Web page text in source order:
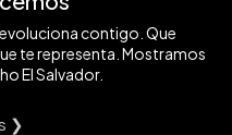
contigo. Que
te representa. Mostramos
El Salvador.
❯